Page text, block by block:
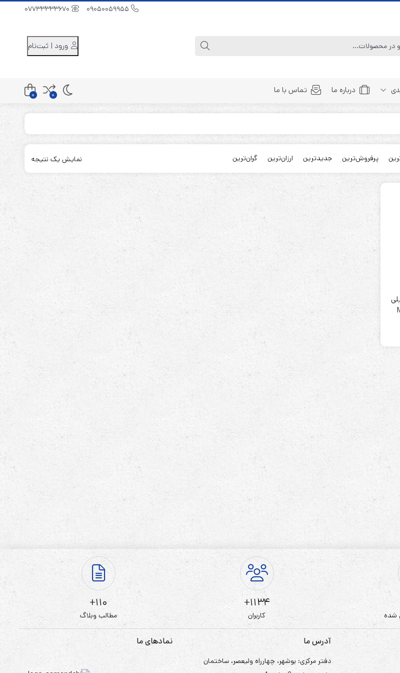
ورود | ثبت‌نام
Line Interactive (Simulated
Line Interactive (Pure
Double
Double
Double
کابینت باتری 48 ولت
کابینت باتری 240 ولت
موتوری
ابزارهای مدیریت یوپی‌اس
تابلوی بای پس
ترانس ایزوله
درباره ما تماس با ما
0
0
پرفروش‌ترین جدیدترین ارزان‌ترین گران‌ترین نمایش یک نتیجه
500 میلی
شده
1134+
کاربران
110+
مطالب وبلاگ
آدرس ما
دفتر مرکزی: بوشهر، چهارراه ولیعصر، ساختمان
نمادهای ما